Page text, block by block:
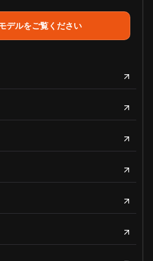
デルをご覧ください